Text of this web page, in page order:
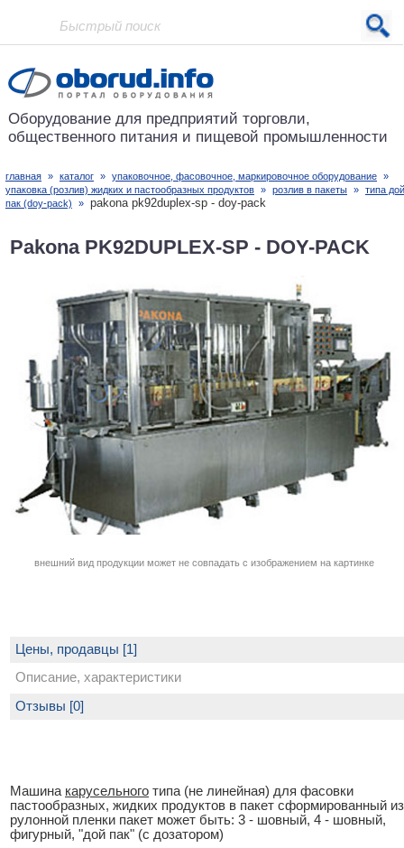
Проект основан в 2001 году
Оборудование для предприятий торговли,
общественного питания и пищевой промышленности
главная » каталог » упаковочное, фасовочное, маркировочное оборудование »
упаковка (розлив) жидких и пастообразных продуктов » розлив в пакеты » типа
пак (doy-pack)
» pakona pk92duplex-sp - doy-pack
Pakona PK92DUPLEX-SP - DOY-PACK
внешний вид продукции может не совпадать с изображением на картинке
Цены, продавцы [1]
Описание, характеристики
Машина карусельного типа (не линейная) для фасовки
пастообразных, жидких продуктов в пакет сформированный из
рулонной пленки пакет может быть: 3 - шовный, 4 - шовный,
фигурный, "дой пак" (с дозатором)
Отзывы [0]